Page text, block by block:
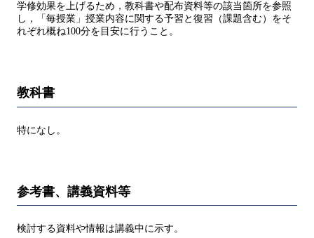
学修効果を上げるため，教科書や配布資料等の該当箇所を参照
し，「毎授業」授業内容に関する予習と復習（課題含む）をそ
れぞれ概ね100分を目安に行うこと。
教科書
特になし。
参考書、講義資料等
検討する資料や情報は講義中に示す。